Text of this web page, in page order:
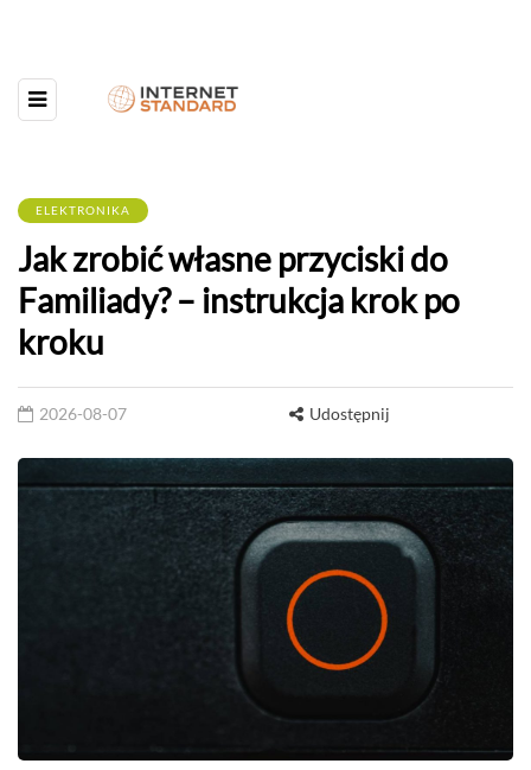
ELEKTRONIKA
Jak zrobić własne przyciski do
Familiady? – instrukcja krok po
kroku
2026-08-07 Udostępnij